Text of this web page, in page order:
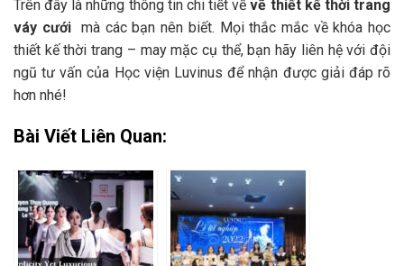
Trên đây là những thông tin chi tiết vềvẽ thiết kế thời trang
váy cưới mà các bạn nên biết. Mọi thắc mắc về khóa học
thiết kế thời trang – may mặc cụ thể, bạn hãy liên hệ với đội
ngũ tư vấn của Học viện Luvinus để nhận được giải đáp rõ
hơn nhé!
Bài Viết Liên Quan: